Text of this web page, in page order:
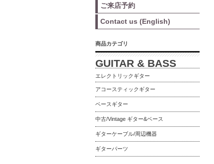
ご来店予約
Contact us (English)
商品カテゴリ
GUITAR & BASS
エレクトリックギター
アコースティックギター
ベースギター
中古/Vintage ギター&ベース
ギターケーブル/周辺機器
ギターパーツ